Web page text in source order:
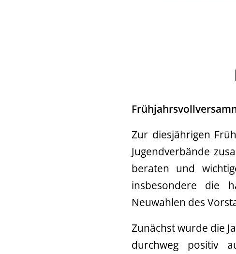
Zur diesjährigen
Jugendverbände
beraten und
insbesondere die
Neuwahlen des
Zunächst wurde die
durchweg positiv